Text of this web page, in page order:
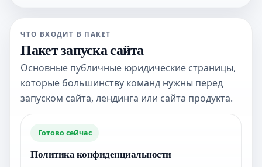
ЧТО ВХОДИТ В ПАКЕТ
Пакет запуска сайта
Основные публичные юридические страницы,
которые большинству команд нужны перед
запуском сайта, лендинга или сайта продукта.
Готово сейчас
Политика конфиденциальности